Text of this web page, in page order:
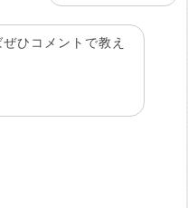
ひコメントで教え